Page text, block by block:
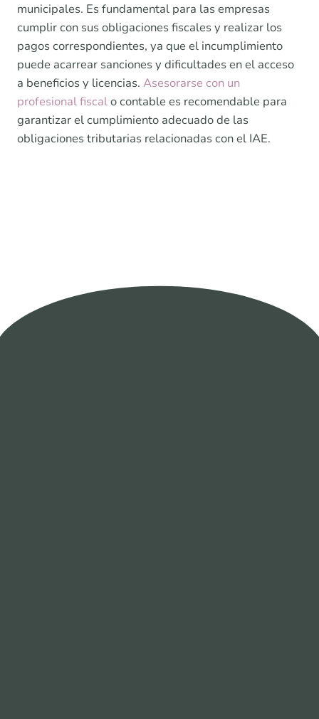
municipales. Es fundamental para las empresas
cumplir con sus obligaciones fiscales y realizar los
pagos correspondientes, ya que el incumplimiento
puede acarrear sanciones y dificultades en el acceso
a beneficios y licencias. Asesorarse con un
profesional fiscalo contable es recomendable para
garantizar el cumplimiento adecuado de las
obligaciones tributarias relacionadas con el IAE.